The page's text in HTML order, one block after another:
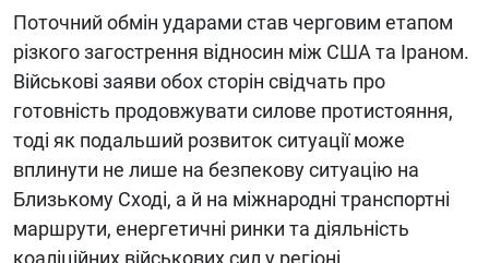
Поточний обмін ударами став черговим етапом
різкого загострення відносин між США та Іраном.
Військові заяви обох сторін свідчать про
готовність продовжувати силове протистояння,
тоді як подальший розвиток ситуації може
вплинути не лише на безпекову ситуацію на
Близькому Сході, а й на міжнародні транспортні
маршрути, енергетичні ринки та діяльність
коаліційних військових сил у регіоні.